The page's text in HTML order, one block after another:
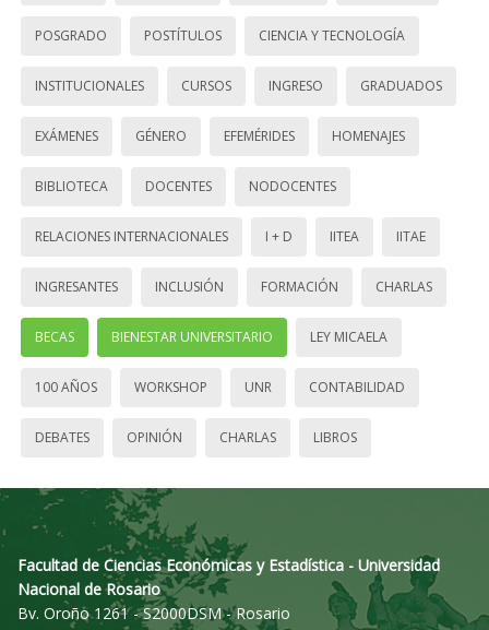
POSGRADO POSTÍTULOS CIENCIA Y TECNOLOGÍA
INSTITUCIONALES CURSOS INGRESO GRADUADOS
EXÁMENES GÉNERO EFEMÉRIDES HOMENAJES
BIBLIOTECA DOCENTES NODOCENTES
RELACIONES INTERNACIONALES I + D IITEA IITAE
INGRESANTES INCLUSIÓN FORMACIÓN CHARLAS
BECAS BIENESTAR UNIVERSITARIO LEY MICAELA
100 AÑOS WORKSHOP UNR CONTABILIDAD
DEBATES OPINIÓN CHARLAS LIBROS
Facultad de Ciencias Económicas y Estadística - Universidad
Nacional de Rosario
Bv. Oroño 1261 - S2000DSM - Rosario